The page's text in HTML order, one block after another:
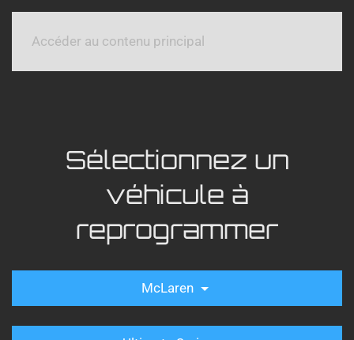
Accéder au contenu principal
Sélectionnez un
véhicule à
reprogrammer
McLaren